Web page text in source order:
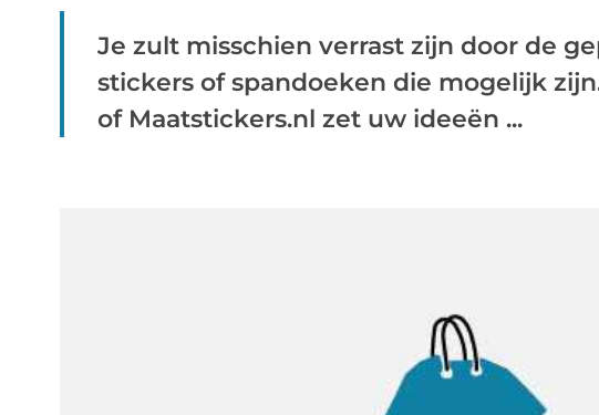
Je zult misschien verrast zijn door de
stickers of spandoeken die mogelijk
of Maatstickers.nl zet uw ideeën ...